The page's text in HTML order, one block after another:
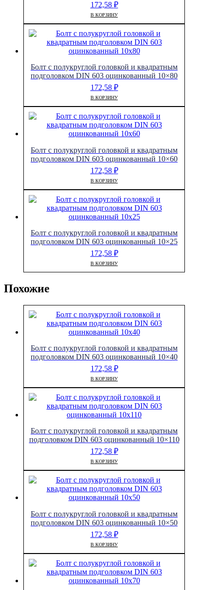
172,58 ₽
В КОРЗИНУ
Болт с полукруглой головкой и квадратным
подголовком DIN 603 оцинкованный 10×80
172,58 ₽
В КОРЗИНУ
Болт с полукруглой головкой и квадратным
подголовком DIN 603 оцинкованный 10×60
172,58 ₽
В КОРЗИНУ
Болт с полукруглой головкой и квадратным
подголовком DIN 603 оцинкованный 10×25
172,58 ₽
В КОРЗИНУ
Похожие
Болт с полукруглой головкой и квадратным
подголовком DIN 603 оцинкованный 10×40
172,58 ₽
В КОРЗИНУ
Болт с полукруглой головкой и квадратным
подголовком DIN 603 оцинкованный 10×110
172,58 ₽
В КОРЗИНУ
Болт с полукруглой головкой и квадратным
подголовком DIN 603 оцинкованный 10×50
172,58 ₽
В КОРЗИНУ